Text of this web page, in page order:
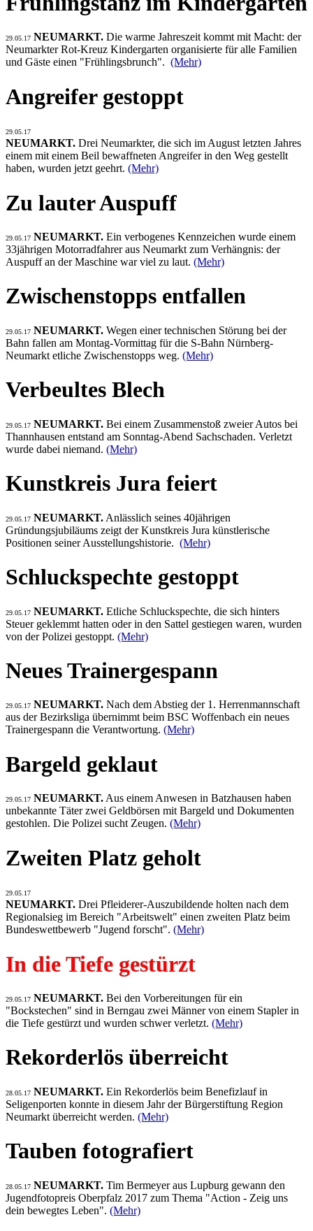
29.05.17 NEUMARKT. Die warme Jahreszeit kommt mit Macht: der
Neumarkter Rot-Kreuz Kindergarten organisierte für alle Familien
und Gäste einen "Frühlingsbrunch". (Mehr)
Angreifer gestoppt
29.05.17
NEUMARKT. Drei Neumarkter, die sich im August letzten Jahres
einem mit einem Beil bewaffneten Angreifer in den Weg gestellt
haben, wurden jetzt geehrt. (Mehr)
Zu lauter Auspuff
29.05.17 NEUMARKT. Ein verbogenes Kennzeichen wurde einem
33jährigen Motorradfahrer aus Neumarkt zum Verhängnis: der
Auspuff an der Maschine war viel zu laut. (Mehr)
Zwischenstopps entfallen
29.05.17 NEUMARKT. Wegen einer technischen Störung bei der
Bahn fallen am Montag-Vormittag für die S-Bahn Nürnberg-
Neumarkt etliche Zwischenstopps weg. (Mehr)
Verbeultes Blech
29.05.17 NEUMARKT. Bei einem Zusammenstoß zweier Autos bei
Thannhausen entstand am Sonntag-Abend Sachschaden. Verletzt
wurde dabei niemand. (Mehr)
Kunstkreis Jura feiert
29.05.17 NEUMARKT. Anlässlich seines 40jährigen
Gründungsjubiläums zeigt der Kunstkreis Jura künstlerische
Positionen seiner Ausstellungshistorie. (Mehr)
Schluckspechte gestoppt
29.05.17 NEUMARKT. Etliche Schluckspechte, die sich hinters
Steuer geklemmt hatten oder in den Sattel gestiegen waren, wurden
von der Polizei gestoppt. (Mehr)
Neues Trainergespann
29.05.17 NEUMARKT. Nach dem Abstieg der 1. Herrenmannschaft
aus der Bezirksliga übernimmt beim BSC Woffenbach ein neues
Trainergespann die Verantwortung. (Mehr)
Bargeld geklaut
29.05.17 NEUMARKT. Aus einem Anwesen in Batzhausen haben
unbekannte Täter zwei Geldbörsen mit Bargeld und Dokumenten
gestohlen. Die Polizei sucht Zeugen. (Mehr)
Zweiten Platz geholt
29.05.17
NEUMARKT. Drei Pfleiderer-Auszubildende holten nach dem
Regionalsieg im Bereich "Arbeitswelt" einen zweiten Platz beim
Bundeswettbewerb "Jugend forscht". (Mehr)
In die Tiefe gestürzt
29.05.17 NEUMARKT. Bei den Vorbereitungen für ein
"Bockstechen" sind in Berngau zwei Männer von einem Stapler in
die Tiefe gestürzt und wurden schwer verletzt. (Mehr)
Rekorderlös überreicht
28.05.17 NEUMARKT. Ein Rekorderlös beim Benefizlauf in
Seligenporten konnte in diesem Jahr der Bürgerstiftung Region
Neumarkt überreicht werden. (Mehr)
Tauben fotografiert
28.05.17 NEUMARKT. Tim Bermeyer aus Lupburg gewann den
Jugendfotopreis Oberpfalz 2017 zum Thema "Action - Zeig uns
dein bewegtes Leben". (Mehr)